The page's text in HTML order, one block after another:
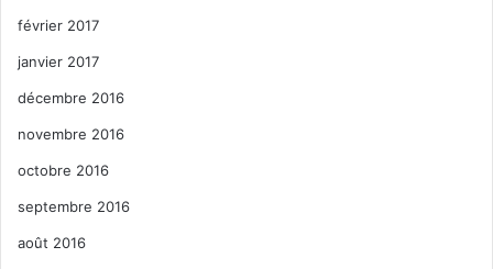
février 2017
janvier 2017
décembre 2016
novembre 2016
octobre 2016
septembre 2016
août 2016